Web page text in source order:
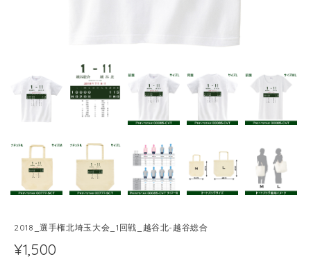
2018_選手権北埼玉大会_1回戦_越谷北-越谷総合
¥1,500